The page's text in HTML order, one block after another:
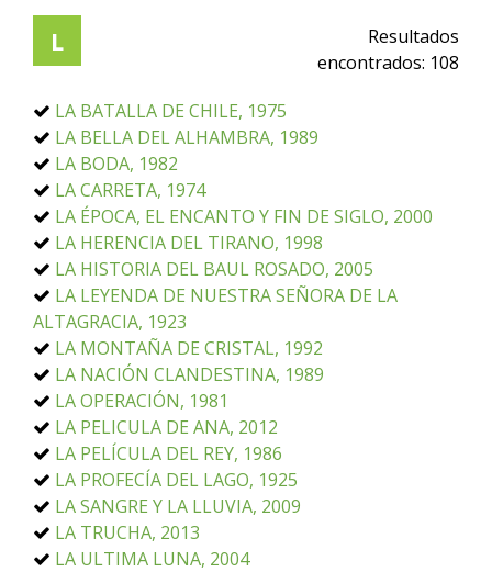
L
Resultados
encontrados: 108
LA BATALLA DE CHILE, 1975
LA BELLA DEL ALHAMBRA, 1989
LA BODA, 1982
LA CARRETA, 1974
LA ÉPOCA, EL ENCANTO Y FIN DE SIGLO, 2000
LA HERENCIA DEL TIRANO, 1998
LA HISTORIA DEL BAUL ROSADO, 2005
LA LEYENDA DE NUESTRA SEÑORA DE LA
ALTAGRACIA, 1923
LA MONTAÑA DE CRISTAL, 1992
LA NACIÓN CLANDESTINA, 1989
LA OPERACIÓN, 1981
LA PELICULA DE ANA, 2012
LA PELÍCULA DEL REY, 1986
LA PROFECÍA DEL LAGO, 1925
LA SANGRE Y LA LLUVIA, 2009
LA TRUCHA, 2013
LA ULTIMA LUNA, 2004